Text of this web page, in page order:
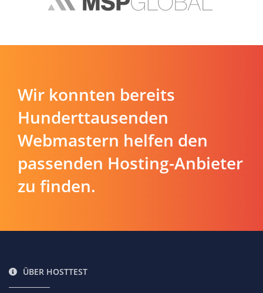
Wir konnten bereits
Hunderttausenden
Webmastern helfen den
passenden Hosting-Anbieter
zu finden.
ÜBER HOSTTEST